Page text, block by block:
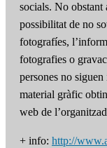
socials. No
possibilitat de no
fotografíes,
fotografies o
persones no
material gràfic
web de
+ info: http://